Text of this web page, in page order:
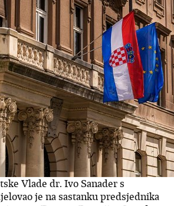
Vlade dr. Ivo Sanader s
je na sastanku predsjednika